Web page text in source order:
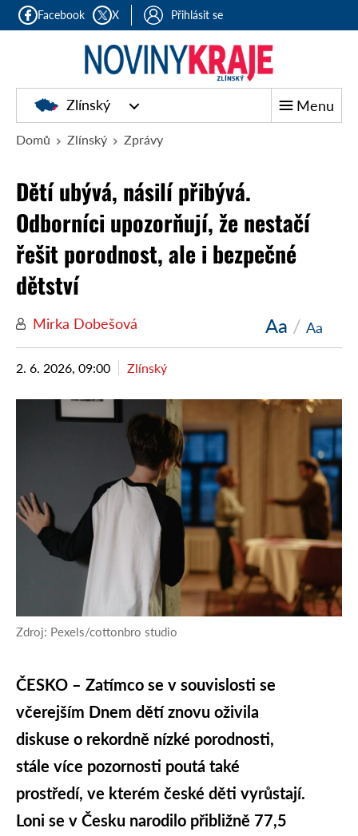
Facebook X Přihlásit se
Zlínský Menu
Domů Zlínský Zprávy
Dětí ubývá, násilí přibývá.
Odborníci upozorňují, že nestačí
řešit porodnost, ale i bezpečné
dětství
Mirka Dobešová Aa / Aa
2. 6. 2026, 09:00 Zlínský
Zdroj: Pexels/cottonbro studio
ČESKO – Zatímco se v souvislosti se
včerejším Dnem dětí znovu oživila
diskuse o rekordně nízké porodnosti,
stále více pozornosti poutá také
prostředí, ve kterém české děti vyrůstají.
Loni se v Česku narodilo přibližně 77,5